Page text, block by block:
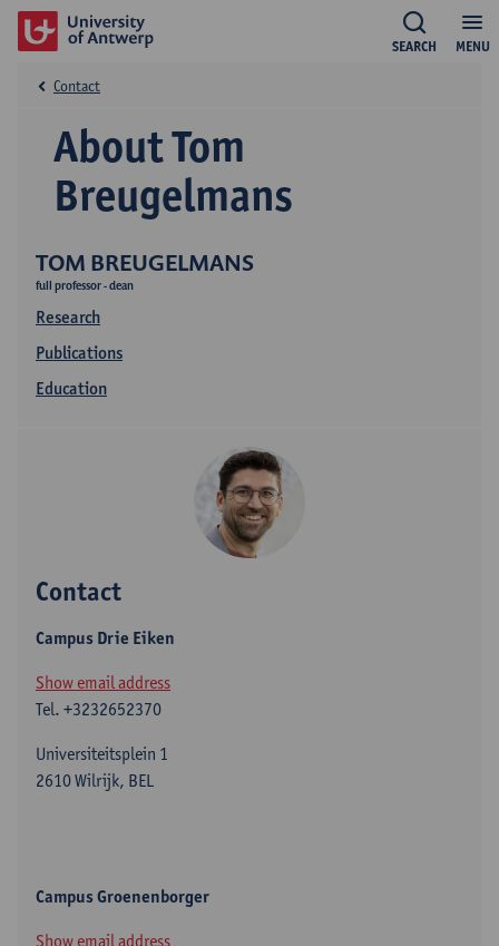
MENU
SEARCH
TOM BREUGELMANS
full professor - dean
Research
Publications
Education
About Tom
Breugelmans
Contact
Contact
Campus Drie Eiken
Show email address
Tel. +3232652370
Universiteitsplein 1
2610 Wilrijk, BEL
Campus Groenenborger
Show email address